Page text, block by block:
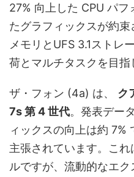
27% 向上した CPU パ
たグラフィックスが約
メモリとUFS 3.1ストレ
荷とマルチタスクを目指
ザ・フォン (4a) は、 ク
7s 第 4 世代。発表デー
ィックスの向上は約 7%
主張されています。こ
ルですが、流動的なエ